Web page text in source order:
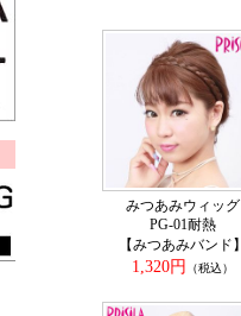
みつあみウィッグ
PG-01耐熱
【みつあみバンド】
1,320円
（税込）